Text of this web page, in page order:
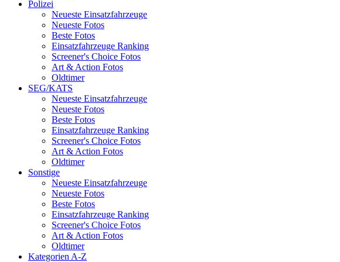
Polizei
Neueste Einsatzfahrzeuge
Neueste Fotos
Beste Fotos
Einsatzfahrzeuge Ranking
Screener's Choice Fotos
Art & Action Fotos
Oldtimer
SEG/KATS
Neueste Einsatzfahrzeuge
Neueste Fotos
Beste Fotos
Einsatzfahrzeuge Ranking
Screener's Choice Fotos
Art & Action Fotos
Oldtimer
Sonstige
Neueste Einsatzfahrzeuge
Neueste Fotos
Beste Fotos
Einsatzfahrzeuge Ranking
Screener's Choice Fotos
Art & Action Fotos
Oldtimer
Kategorien A-Z